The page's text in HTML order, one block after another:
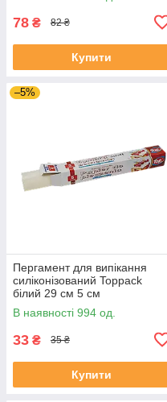
78 ₴ 82 ₴
Купити
–5%
Пергамент для випікання
силіконізований Toppack
білий 29 см 5 см
В наявності 994 од.
33 ₴ 35 ₴
Купити